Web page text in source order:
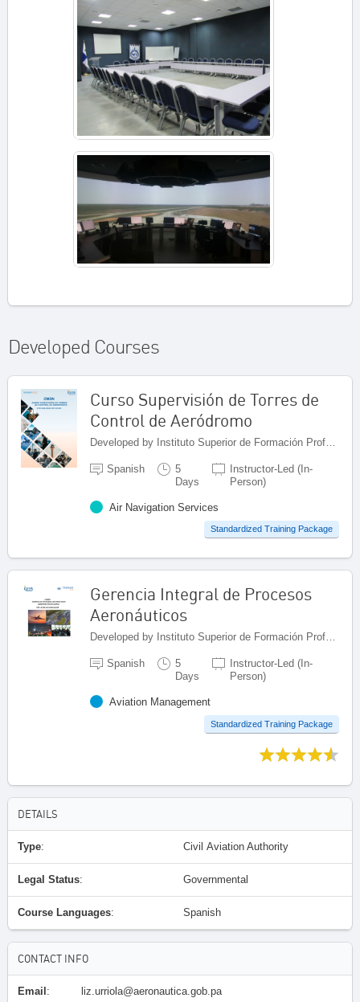
Developed Courses
Curso Supervisión de Torres de
Control de Aeródromo
Spanish
5
Days
Instructor-Led (In-
Person)
Air Navigation Services
Standardized Training Package
Gerencia Integral de Procesos
Aeronáuticos
Developed by Instituto Superior de Formación Profesional Aeronáutica, Panama
Spanish
5
Days
Instructor-Led (In-
Person)
Aviation Management
Standardized Training Package
DETAILS
Type: Civil Aviation Authority
Legal Status: Governmental
Course Languages: Spanish
CONTACT INFO
Email : liz.urriola@aeronautica.gob.pa